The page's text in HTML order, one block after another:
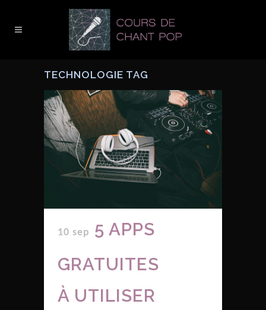
TECHNOLOGIE TAG
10 sep 5 APPS
GRATUITES
À UTILISER